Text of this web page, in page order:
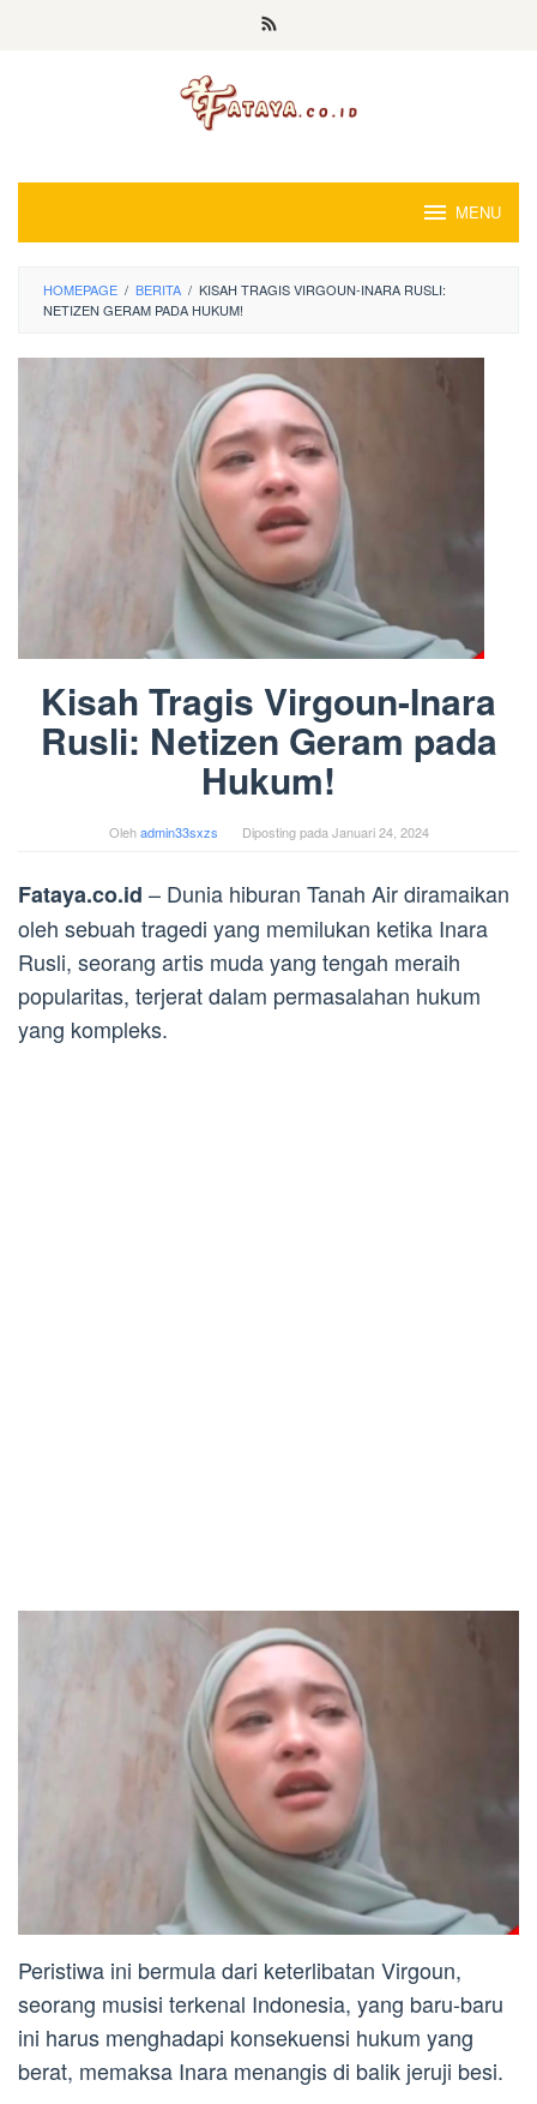
MENU
HOMEPAGE / BERITA / KISAH TRAGIS VIRGOUN-INARA RUSLI:
NETIZEN GERAM PADA HUKUM!
Kisah Tragis Virgoun-Inara
Rusli: Netizen Geram pada
Hukum!
Olehadmin33sxzs Diposting pada Januari 24, 2024
Fataya.co.id – Dunia hiburan Tanah Air diramaikan
oleh sebuah tragedi yang memilukan ketika Inara
Rusli, seorang artis muda yang tengah meraih
popularitas, terjerat dalam permasalahan hukum
yang kompleks.
Peristiwa ini bermula dari keterlibatan Virgoun,
seorang musisi terkenal Indonesia, yang baru-baru
ini harus menghadapi konsekuensi hukum yang
berat, memaksa Inara menangis di balik jeruji besi.